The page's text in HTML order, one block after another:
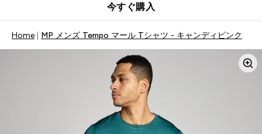
今すぐ購入
Home MP メンズ Tempo マール Tシャツ - キャンディピンク